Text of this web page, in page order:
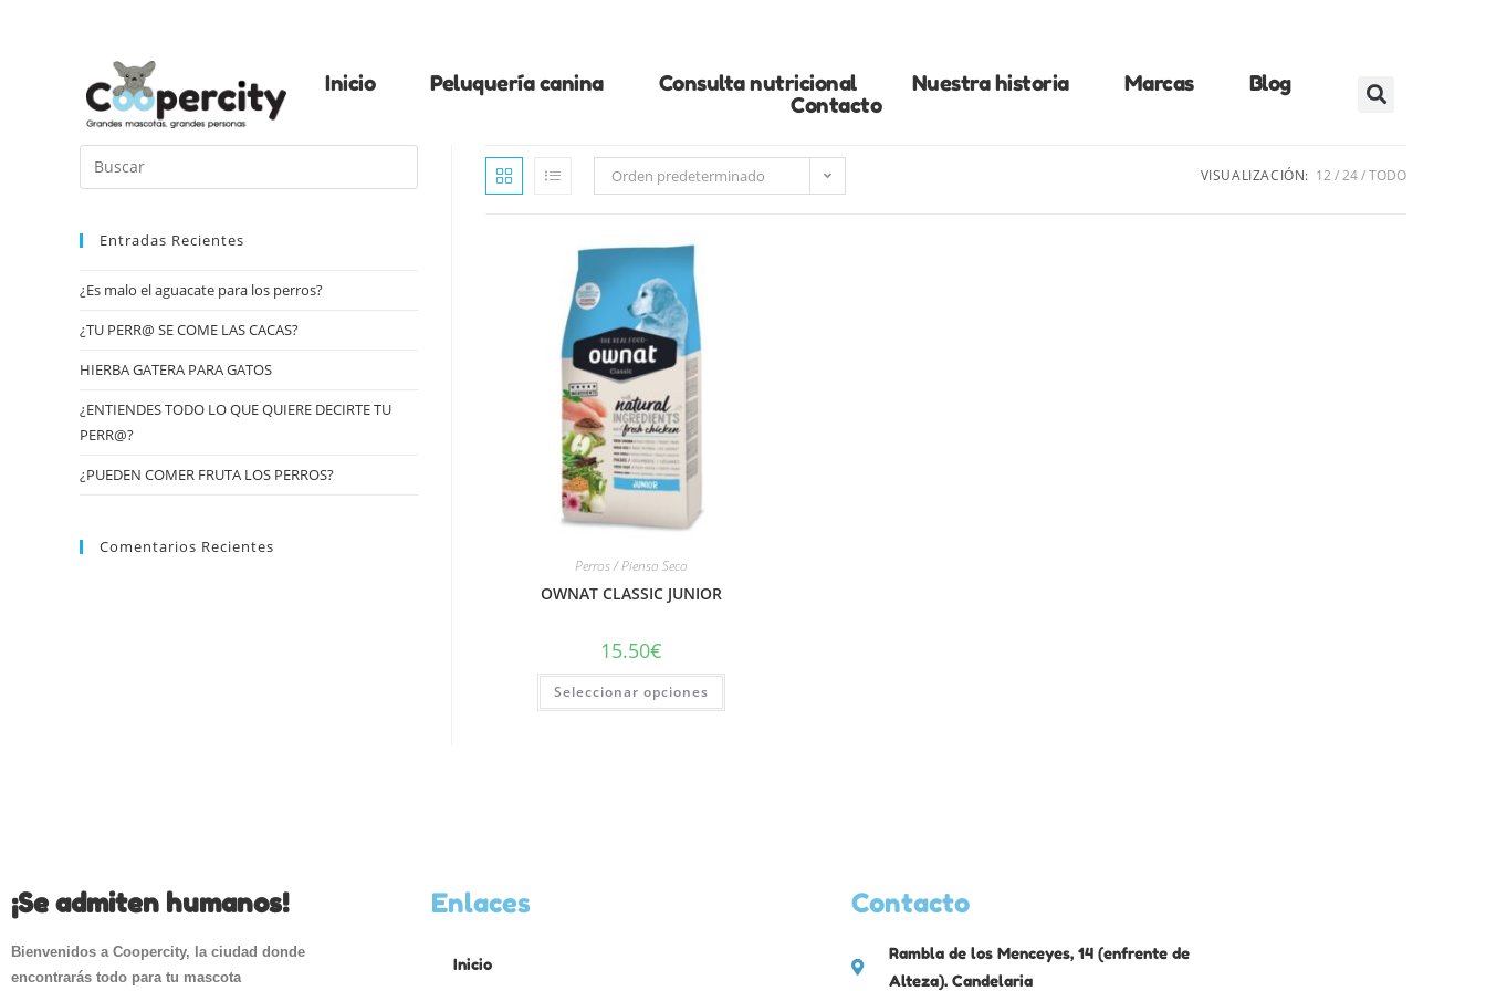
Inicio Peluquería canina Consulta nutricional Nuestra historia Marcas
Blog
Contacto
Orden predeterminado VISUALIZACIÓN: 12 24 TODO
Perros / Pienso Seco
OWNAT CLASSIC JUNIOR
15.50€
Seleccionar opciones
Entradas Recientes
¿Es malo el aguacate para los perros?
¿TU PERR@ SE COME LAS CACAS?
HIERBA GATERA PARA GATOS
¿ENTIENDES TODO LO QUE QUIERE DECIRTE TU
PERR@?
¿PUEDEN COMER FRUTA LOS PERROS?
Comentarios Recientes
¡Se admiten humanos!
Bienvenidos a Coopercity, la ciudad donde
encontrarás todo para tu mascota
Enlaces
Inicio
Contacto
Rambla de los Menceyes, 14 (enfrente de
Alteza). Candelaria